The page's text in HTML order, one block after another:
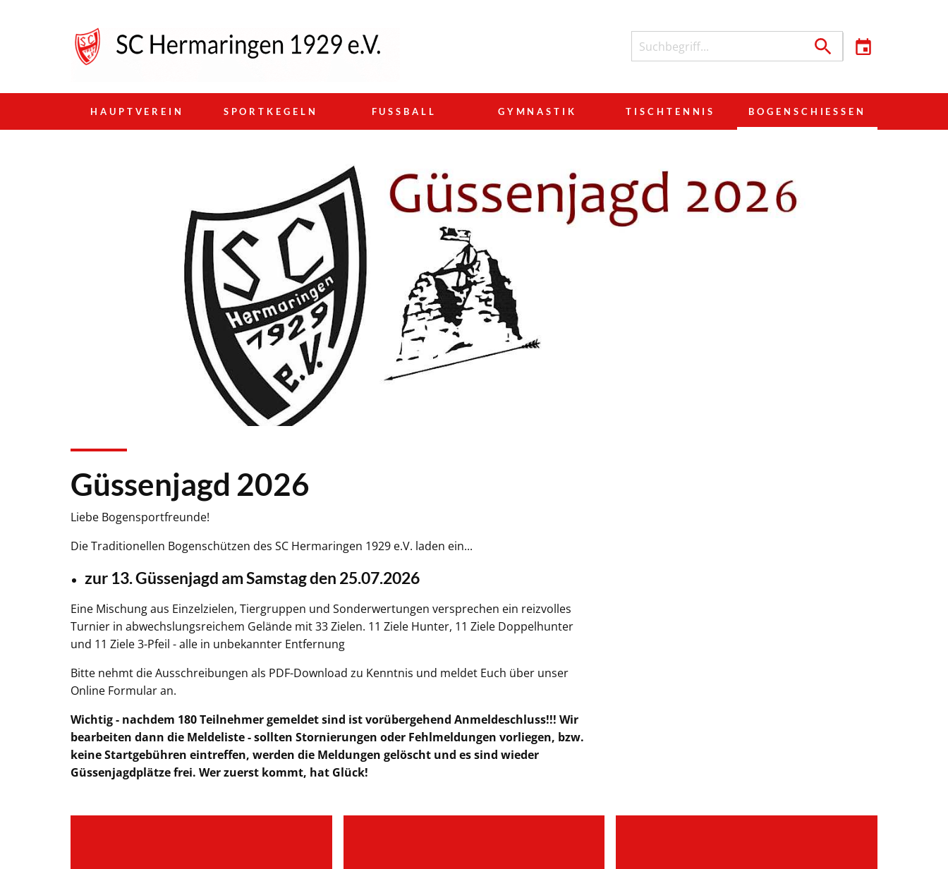
HAUPTVEREIN SPORTKEGELN FUSSBALL GYMNASTIK TISCHTENNIS BOGENSCHIESSEN
Güssenjagd 2026
Liebe Bogensportfreunde!
Die Traditionellen Bogenschützen des SC Hermaringen 1929 e.V. laden ein...
zur 13. Güssenjagd am Samstag den 25.07.2026
Eine Mischung aus Einzelzielen, Tiergruppen und Sonderwertungen versprechen ein reizvolles
Turnier in abwechslungsreichem Gelände mit 33 Zielen. 11 Ziele Hunter, 11 Ziele Doppelhunter
und 11 Ziele 3-Pfeil - alle in unbekannter Entfernung
Bitte nehmt die Ausschreibungen als PDF-Download zu Kenntnis und meldet Euch über unser
Online Formular an.
Wichtig - nachdem 180 Teilnehmer gemeldet sind ist vorübergehend Anmeldeschluss!!! Wir
bearbeiten dann die Meldeliste - sollten Stornierungen oder Fehlmeldungen vorliegen, bzw.
keine Startgebühren eintreffen, werden die Meldungen gelöscht und es sind wieder
Güssenjagdplätze frei. Wer zuerst kommt, hat Glück!